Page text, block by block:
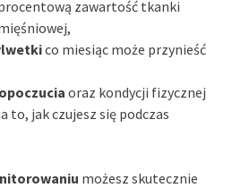
zawartość tkanki
co miesiąc może przynieść
oraz kondycji fizycznej
to, jak czujesz się podczas
możesz skutecznie